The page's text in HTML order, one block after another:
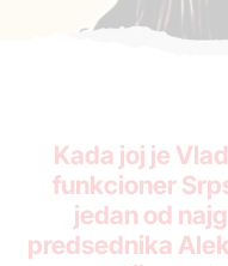
Kada joj je
funkcioner
jedan od
predsednika